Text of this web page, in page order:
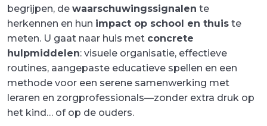
begrijpen, de waarschuwingssignalen te
herkennen en hun impact op school en thuis te
meten. U gaat naar huis met concrete
hulpmiddelen: visuele organisatie, effectieve
routines, aangepaste educatieve spellen en een
methode voor een serene samenwerking met
leraren en zorgprofessionals—zonder extra druk op
het kind… of op de ouders.